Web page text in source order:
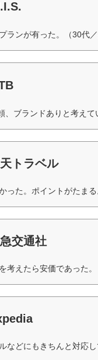
ランが有った。（30代／
、ブランドありと考えて
トラベル
った。ポイントがたまる
交通社
考えたら安価であった。
などにもきちんと対応